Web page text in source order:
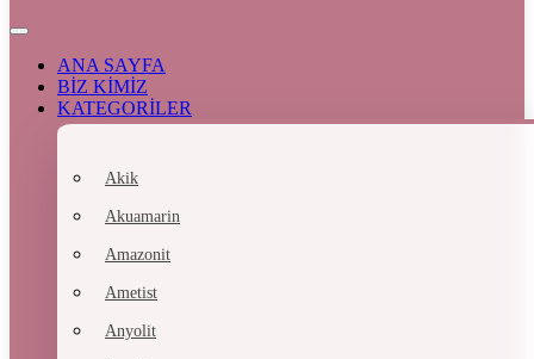
ANA SAYFA
BİZ KİMİZ
KATEGORİLER
Akik
Akuamarin
Amazonit
Ametist
Anyolit